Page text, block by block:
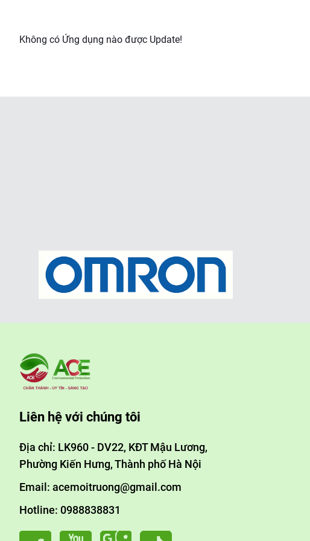
Không có Ứng dụng nào được Update!
Liên hệ với chúng tôi
Địa chỉ: LK960 - DV22, KĐT Mậu Lương,
Phường Kiến Hưng, Thành phố Hà Nội
Email: acemoitruong@gmail.com
Hotline: 0988838831